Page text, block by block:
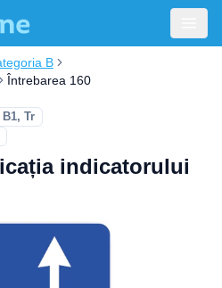
B
Întrebarea 160
Tr
indicatorului